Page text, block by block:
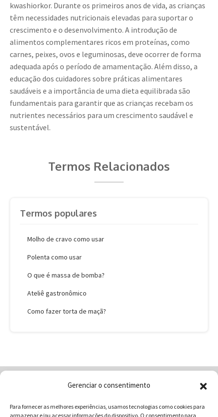
Gerenciar o consentimento
Para fornecer as melhores experiências, usamos tecnologias como cookies para
armazenar e/ou acessar informações do dispositivo. O consentimento para
kwashiorkor. Durante os primeiros anos de vida, as crianças
têm necessidades nutricionais elevadas para suportar o
crescimento e o desenvolvimento. A introdução de
alimentos complementares ricos em proteínas, como
carnes, peixes, ovos e leguminosas, deve ocorrer de forma
adequada após o período de amamentação. Além disso, a
educação dos cuidadores sobre práticas alimentares
saudáveis e a importância de uma dieta equilibrada são
fundamentais para garantir que as crianças recebam os
nutrientes necessários para um crescimento saudável e
sustentável.
Termos Relacionados
Termos populares
Molho de cravo como usar
Polenta como usar
O que é massa de bomba?
Ateliê gastronômico
Como fazer torta de maçã?
Contatos
Receitas Blog